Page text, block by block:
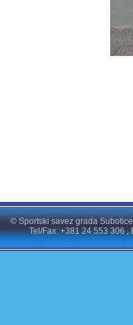
© Sportski savez grada
Tel/Fax: +381 24 553 306 ,